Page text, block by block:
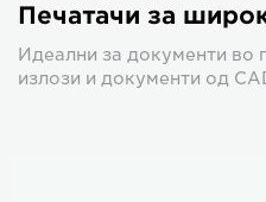
Печатачи за
Идеални за документи во
излози и документи од